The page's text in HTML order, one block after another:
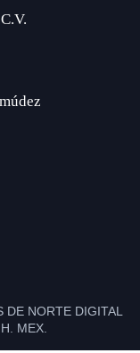
NORTE DIGITAL
MEX.